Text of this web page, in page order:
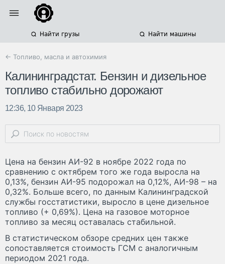
Найти грузы Найти машины
← Топливо, масла и автохимия
Калининградстат. Бензин и дизельное
топливо стабильно дорожают
12:36, 10 Января 2023
Цена на бензин АИ-92 в ноябре 2022 года по
сравнению с октябрем того же года выросла на
0,13%, бензин АИ-95 подорожал на 0,12%, АИ-98 – на
0,32%. Больше всего, по данным Калининградской
службы госстатистики, выросло в цене дизельное
топливо (+ 0,69%). Цена на газовое моторное
топливо за месяц оставалась стабильной.
В статистическом обзоре средних цен также
сопоставляется стоимость ГСМ с аналогичным
периодом 2021 года.